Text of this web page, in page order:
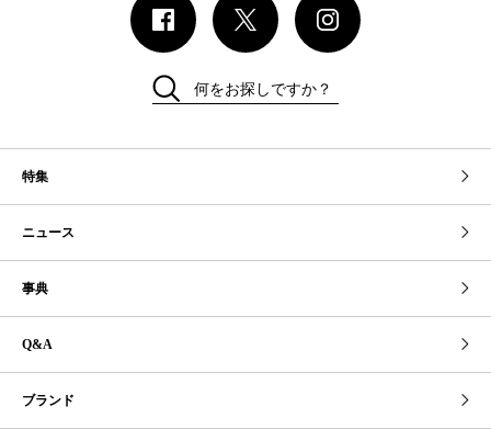
特集
ニュース
事典
Q&A
ブランド
何をお探しですか？